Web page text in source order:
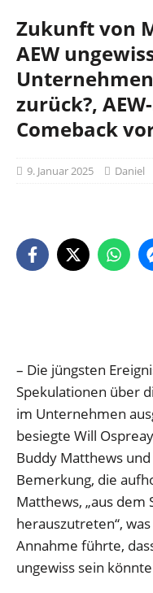
Zukunft von
AEW
zurück?,
Comeback
9. Januar 2025 Daniel
– Die jüngsten
Spekulationen über
im Unternehmen
besiegte Will
Buddy Matthews
Bemerkung, die
Matthews, „aus dem
herauszutreten“,
Annahme führte,
ungewiss sein